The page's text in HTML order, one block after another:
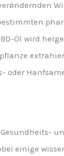
Öl wird
oder
einige